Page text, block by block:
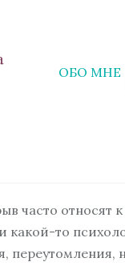
ОБО МНЕ
часто относят
какой-то
переутомления,